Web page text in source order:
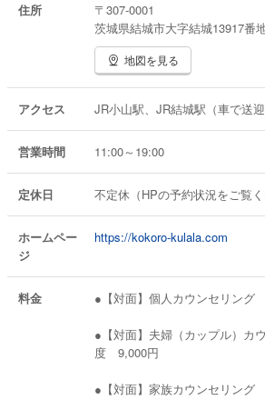
住所
〒307-0001
茨城県結城市大字結城13917番
地図を見る
アクセス JR小山駅、JR結城駅（車で送迎
営業時間 11:00～19:00
定休日 不定休（HPの予約状況をご覧く
ホームペー
ジ
https://kokoro-kulala.com
料金 ●【対面】個人カウンセリン
●【対面】夫婦（カップル）カ
度 9,000円
●【対面】家族カウンセリン